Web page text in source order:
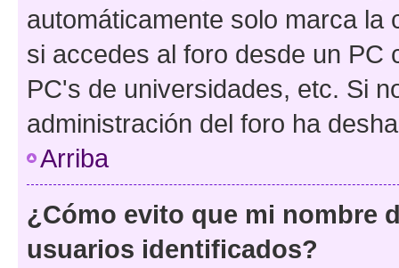
automáticamente solo marca la
si accedes al foro desde un PC
PC's de universidades, etc. Si
administración del foro ha
Arriba
¿Cómo evito que mi nombre
usuarios identificados?